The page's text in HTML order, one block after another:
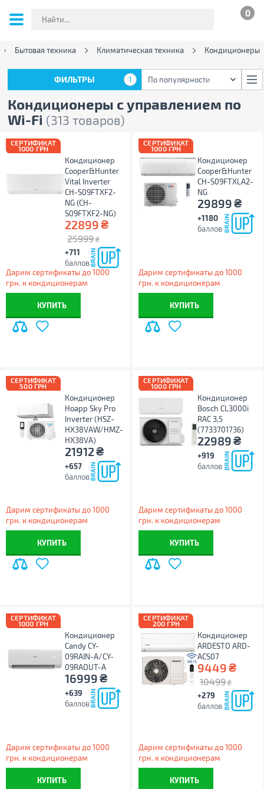
0
Бытовая техника Климатическая техника Кондиционеры
Кондиционеры с управлением по
Wi-Fi (313 товаров)
ФИЛЬТРЫ 1 По популярности
СЕРТИФИКАТ
1000 ГРН
Кондиционер
Cooper&Hunter
Vital Inverter
CH-S09FTXF2-
NG (CH-
S09FTXF2-NG)
22899₴
25999 ₴
+711
баллов
Дарим сертификаты до 1000
грн. к кондиционерам
КУПИТЬ
СЕРТИФИКАТ
1000 ГРН
Кондиционер
Cooper&Hunter
CH-S09FTXLA2-
NG
29899₴
+1180
баллов
Дарим сертификаты до 1000
грн. к кондиционерам
КУПИТЬ
СЕРТИФИКАТ
500 ГРН
Кондиционер
Hoapp Sky Pro
Inverter (HSZ-
HX38VAW/HMZ-
HX38VA)
21912₴
+657
баллов
Дарим сертификаты до 1000
грн. к кондиционерам
КУПИТЬ
СЕРТИФИКАТ
1000 ГРН
Кондиционер
Bosch CL3000i
RAC 3,5
(7733701736)
22989₴
+919
баллов
Дарим сертификаты до 1000
грн. к кондиционерам
КУПИТЬ
СЕРТИФИКАТ
1000 ГРН
Кондиционер
Candy CY-
09RAIN-A/CY-
09RAOUT-A
16999₴
+639
баллов
Дарим сертификаты до 1000
грн. к кондиционерам
КУПИТЬ
СЕРТИФИКАТ
200 ГРН
Кондиционер
ARDESTO ARD-
ACS07
9449₴
10499 ₴
+279
баллов
Дарим сертификаты до 1000
грн. к кондиционерам
КУПИТЬ
ФИЛЬТРЫ 1 По популярности